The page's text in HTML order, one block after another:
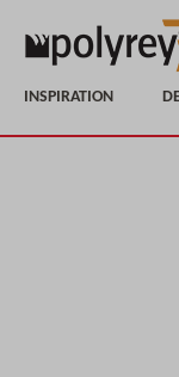
INSPIRATION